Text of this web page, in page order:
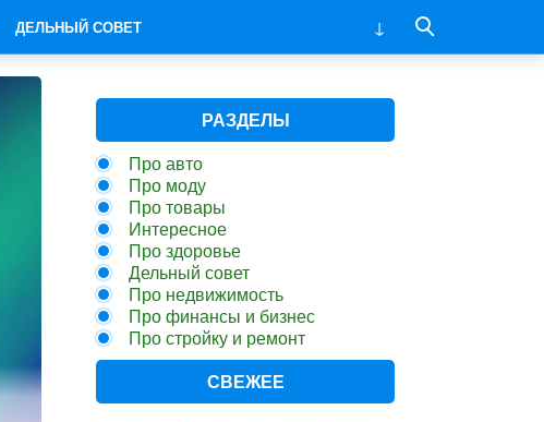
ДЕЛЬНЫЙ СОВЕТ
РАЗДЕЛЫ
Про авто
Про моду
Про товары
Интересное
Про здоровье
Дельный совет
Про недвижимость
Про финансы и бизнес
Про стройку и ремонт
СВЕЖЕЕ